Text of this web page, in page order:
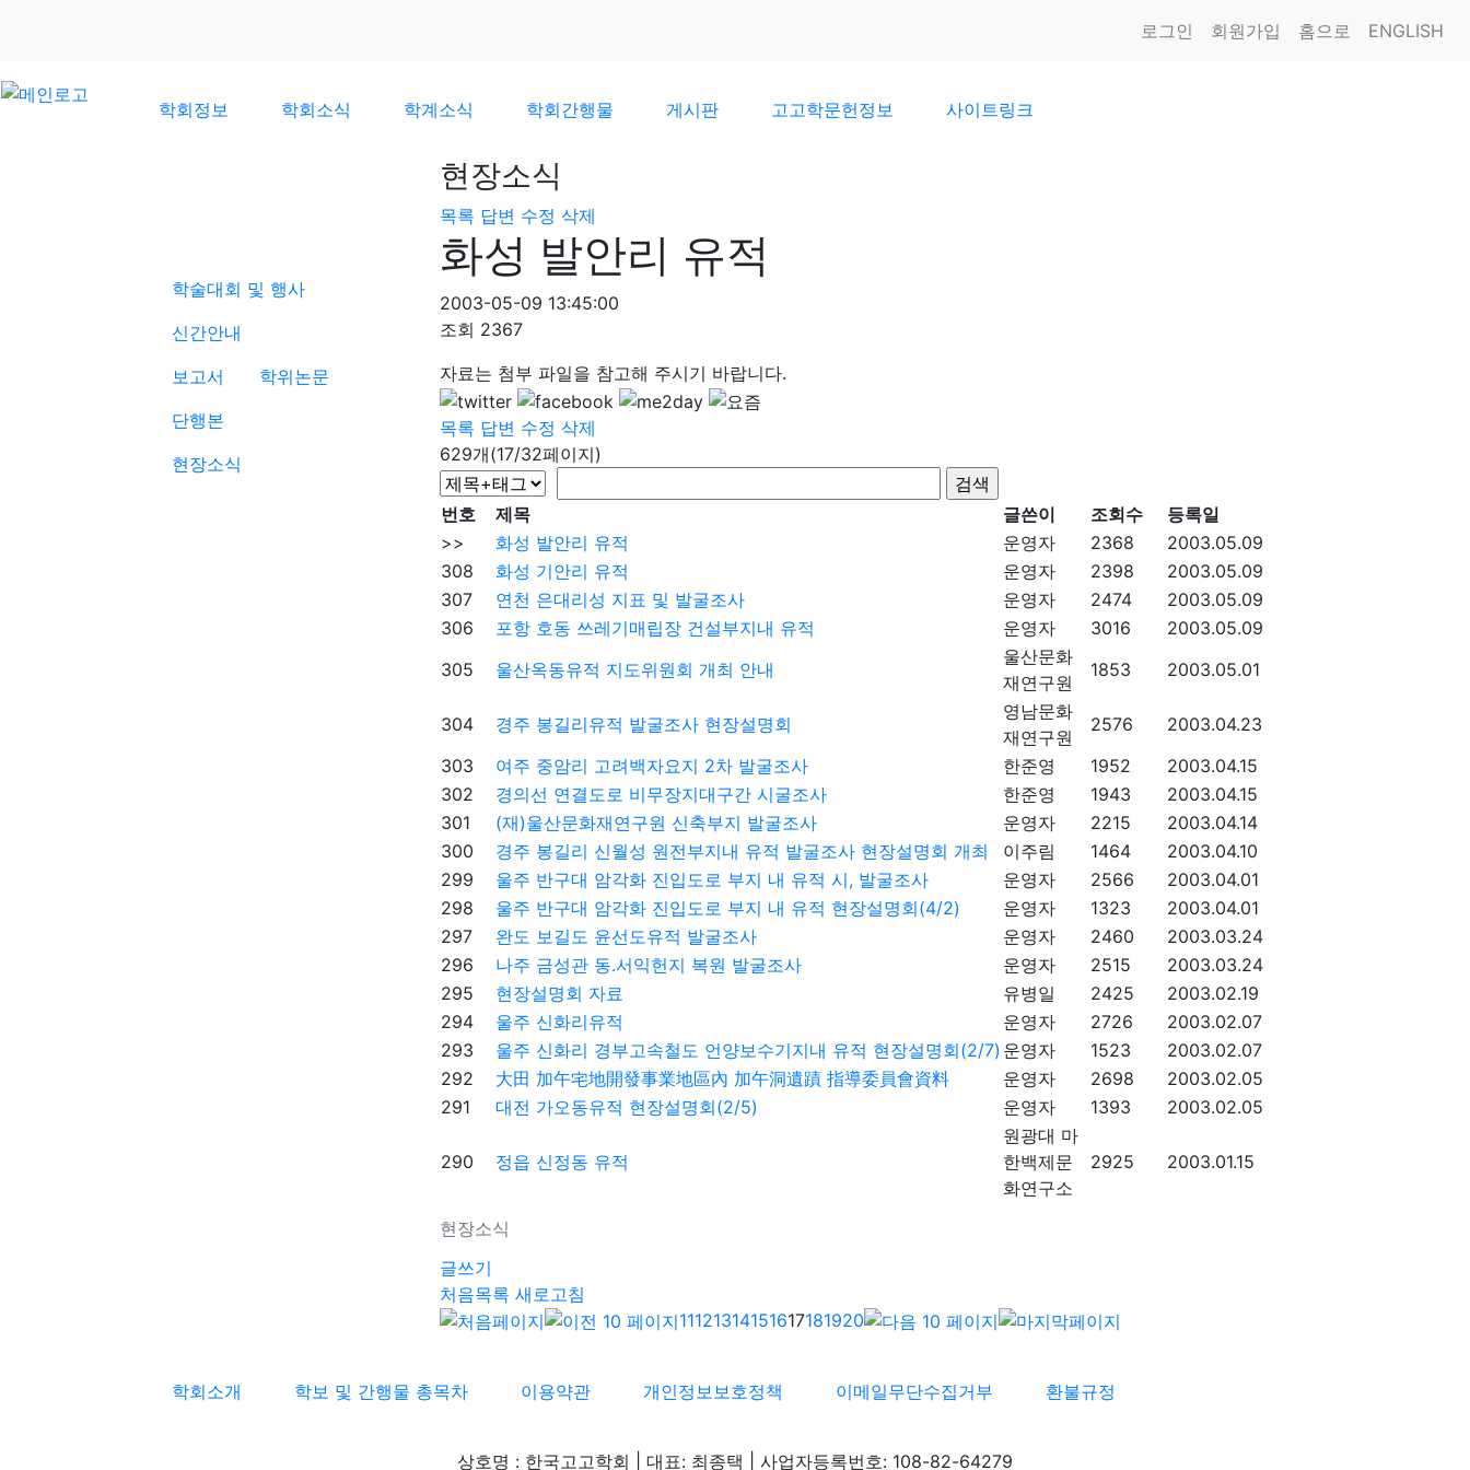
로그인 회원가입 홈으로 ENGLISH
학회정보 학회소식 학계소식 학회간행물 게시판 고고학문헌정보 사이트링크
학술대회 및 행사
신간안내
보고서
학위논문
단행본
현장소식
현장소식
목록 답변 수정 삭제
화성 발안리 유적
2003-05-09 13:45:00
조회 2367
자료는 첨부 파일을 참고해 주시기 바랍니다.
목록 답변 수정 삭제
629개(17/32페이지)
현장소식
번호 제목 글쓴이 조회수
등록일
>>
화성 발안리 유적 운영자 2368
2003.05.09
308
화성 기안리 유적 운영자 2398
2003.05.09
307
연천 은대리성 지표 및 발굴조사 운영자 2474
2003.05.09
306
포항 호동 쓰레기매립장 건설부지내 유적 운영자 3016
2003.05.09
305
울산옥동유적 지도위원회 개최 안내
울산문화
재연구원
1853 2003.05.01
304 경주 봉길리유적 발굴조사 현장설명회
영남문화
재연구원
2576
2003.04.23
303
여주 중암리 고려백자요지 2차 발굴조사 한준영 1952
2003.04.15
302
경의선 연결도로 비무장지대구간 시굴조사 한준영 1943
2003.04.15
301
(재)울산문화재연구원 신축부지 발굴조사 운영자 2215
2003.04.14
300
경주 봉길리 신월성 원전부지내 유적 발굴조사 현장설명회 개최 이주림 1464
2003.04.10
299
울주 반구대 암각화 진입도로 부지 내 유적 시, 발굴조사 운영자 2566
2003.04.01
298
울주 반구대 암각화 진입도로 부지 내 유적 현장설명회(4/2) 운영자 1323
2003.04.01
297
완도 보길도 윤선도유적 발굴조사 운영자 2460
2003.03.24
296
나주 금성관 동.서익헌지 복원 발굴조사 운영자 2515
2003.03.24
295
현장설명회 자료 유병일 2425
2003.02.19
294
울주 신화리유적 운영자 2726
2003.02.07
293
울주 신화리 경부고속철도 언양보수기지내 유적 현장설명회(2/7) 운영자 1523
2003.02.07
292
大田 加午宅地開發事業地區內 加午洞遺蹟 指導委員會資料 운영자 2698
2003.02.05
291
대전 가오동유적 현장설명회(2/5) 운영자 1393 2003.02.05
290 정읍 신정동 유적
원광대 마
한백제문
화연구소
2925 2003.01.15
글쓰기
처음목록 새로고침
11121314151617181920
학회소개 학보 및 간행물 총목차 이용약관 개인정보보호정책 이메일무단수집거부 환불규정
상호명 : 한국고고학회 | 대표: 최종택 | 사업자등록번호: 108-82-64279